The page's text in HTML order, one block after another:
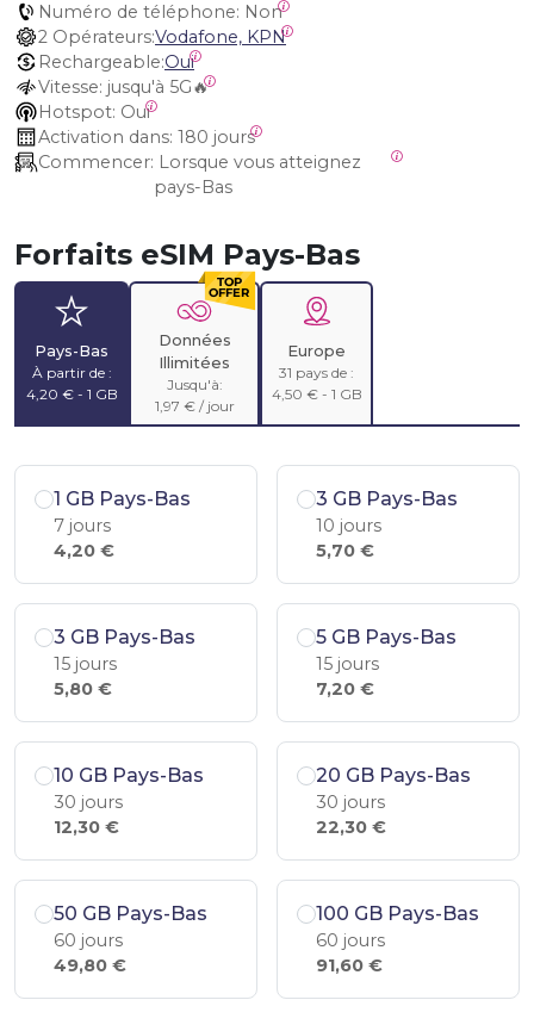
Numéro de téléphone: Non
2 Opérateurs:Vodafone, KPN
Rechargeable:Oui
Vitesse: jusqu'à 5G🔥
Hotspot: Oui
Activation dans: 180 jours
Commencer:
pays-Bas
Forfaits eSIM Pays-Bas
Pays-Bas
À partir de :
4,20 € - 1 GB
Données
Illimitées
Jusqu'à:
1,97 € / jour
Europe
31 pays de :
4,50 € - 1 GB
1 GB Pays-Bas
7 jours
4,20 €
3 GB Pays-Bas
10 jours
5,70 €
3 GB Pays-Bas
15 jours
5,80 €
5 GB Pays-Bas
15 jours
7,20 €
10 GB Pays-Bas
30 jours
12,30 €
20 GB Pays-Bas
30 jours
22,30 €
50 GB Pays-Bas
60 jours
49,80 €
100 GB Pays-Bas
60 jours
91,60 €